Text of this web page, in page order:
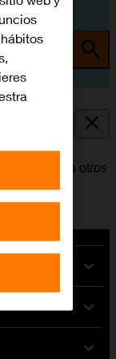
enviar a otros